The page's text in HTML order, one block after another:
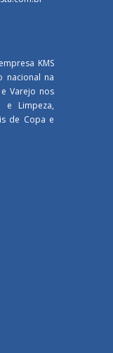
KMS
nacional na
Varejo nos
e Limpeza,
de Copa e